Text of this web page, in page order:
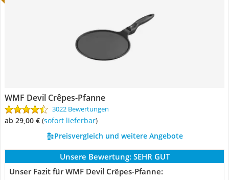
WMF Devil Crêpes-Pfanne
3022 Bewertungen
ab 29,00 € ( Sofort lieferbar)
Preisvergleich und weitere Angebote
Unsere Bewertung: SEHR GUT
Unser Fazit für WMF Devil Crêpes-Pfanne: